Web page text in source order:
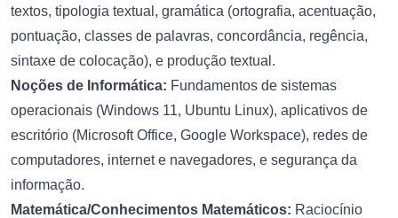
textos, tipologia textual, gramática (ortografia, acentuação,
pontuação, classes de palavras, concordância, regência,
sintaxe de colocação), e produção textual.
Noções de Informática: Fundamentos de sistemas
operacionais (Windows 11, Ubuntu Linux), aplicativos de
escritório (Microsoft Office, Google Workspace), redes de
computadores, internet e navegadores, e segurança da
informação.
Matemática/Conhecimentos Matemáticos: Raciocínio